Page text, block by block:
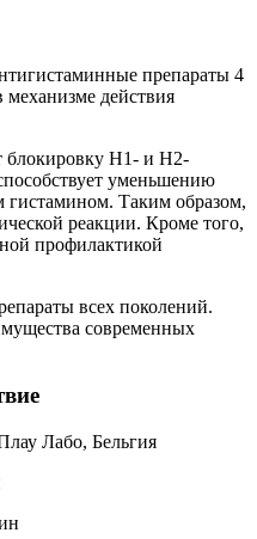
препараты 4
механизме действия
блокировку Н1- и Н2-
уменьшению
гистамином. Таким образом,
реакции. Кроме того,
профилактикой
всех поколений.
современных
Лабо, Бельгия